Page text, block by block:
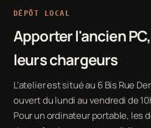
DÉPÔT LOCAL
Apporter l'ancien
leurs chargeurs
L'atelier est situé au 6 Bis Rue
ouvert du lundi au vendredi de
Pour un ordinateur portable, les